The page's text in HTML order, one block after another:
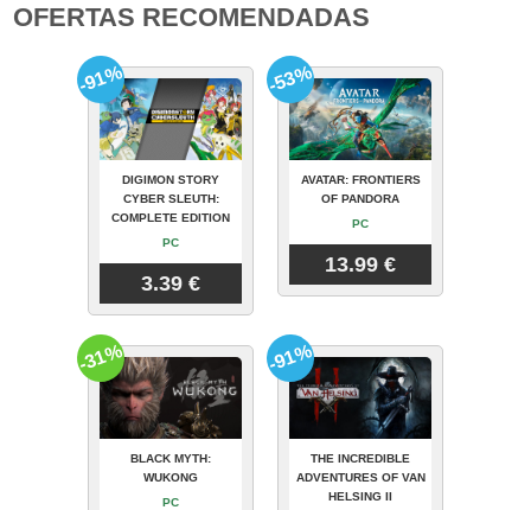
OFERTAS RECOMENDADAS
DIGIMON STORY
CYBER SLEUTH:
COMPLETE EDITION
PC
3.39 €
-91%
AVATAR: FRONTIERS
OF PANDORA
PC
13.99 €
-53%
BLACK MYTH:
WUKONG
PC
-31%
THE INCREDIBLE
ADVENTURES OF VAN
HELSING II
-91%